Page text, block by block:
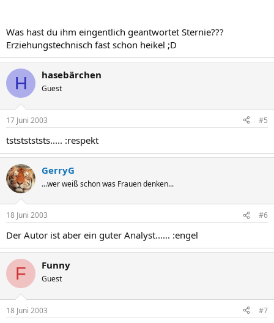
Was hast du ihm eingentlich geantwortet Sternie???
Erziehungstechnisch fast schon heikel ;D
H hasebärchen
Guest
17 Juni 2003 #5
tstststststs..... :respekt
GerryG
...wer weiß schon was Frauen denken...
18 Juni 2003 #6
Der Autor ist aber ein guter Analyst...... :engel
F Funny
Guest
18 Juni 2003 #7